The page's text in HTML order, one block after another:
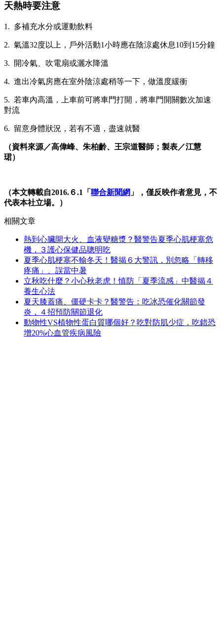
天熱時要注意
1. 多補充水分或運動飲料
2. 氣溫32度以上，戶外活動1小時應在陰涼處休息10到15分鐘
3. 開冷氣、吹電扇或灑水降溫
4. 進出冷氣房應在室外陰涼處稍等一下，做溫度緩衝
5. 若車內高溫，上車前可將車門打開，將車門開關數次加速
對流
6. 留意身體狀況，若有不適，盡速就醫
（資料來源／高偉峰、朱柏齡、王宗道醫師；製表／江慧
珺）
（本文轉載自2016.６.1「 聯合新聞網 」，僅反映作者意見，不
代表本社立場。）
相關文章
熱到心臟開大火、血液變糖漿？醫警告夏季心肌梗塞危
機，３護心保健品聰明吃
夏季心肌梗塞不輸冬天！醫揭６大警訊，別忽略「轉移
疼痛」、誤當中暑
立秋吃什麼？小心秋老虎！慎防「夏季流感」中醫揭４
養生心法
夏天膝蓋痛、僵硬卡卡？醫警告：吃冰恐催化關節發
炎，４招預防關節退化
動物性VS植物性蛋白質哪個好？吃對防肌少症，吃錯恐
增20%心血管疾病風險